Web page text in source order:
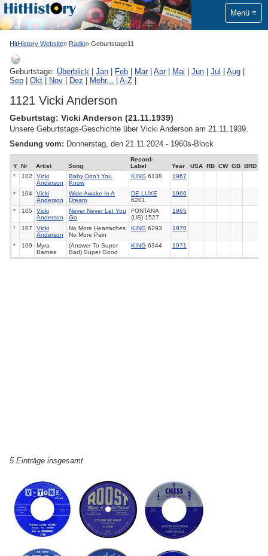
Menü
HitHistory Website Radio Geburtstage11
Geburtstage: Überblick Jan Feb Mar| Apr| Mai Jun Jul Aug
Sep
Okt Nov Dez Mehr... A-Z
1121 Vicki Anderson
Geburtstag: Vicki Anderson (21.11.1939)
Unsere Geburtstags-Geschichte über Vicki Anderson am 21.11.1939.
Sendung vom: Donnerstag, den 21.11.2024 - 1960s-Block
Y Nr Artist Song
Record-
Label
Year USA RB CW GB
BRD
*
102
Vicki
Anderson
Baby Don't You
Know
KING 6138 1967
* 104
Vicki
Anderson
Wide Awake In A
Dream
DE LUXE
6201
1966
* 105
Vicki
Anderson
Never Never Let You
Go
FONTANA
(US) 1527
1965
* 107
Vicki
Anderson
No More Heartaches
No More Pain
KING 6293 1970
* 109
Myra
Barnes
(Answer To Super
Bad) Super Good
KING 6344 1971
5 Einträge insgesamt